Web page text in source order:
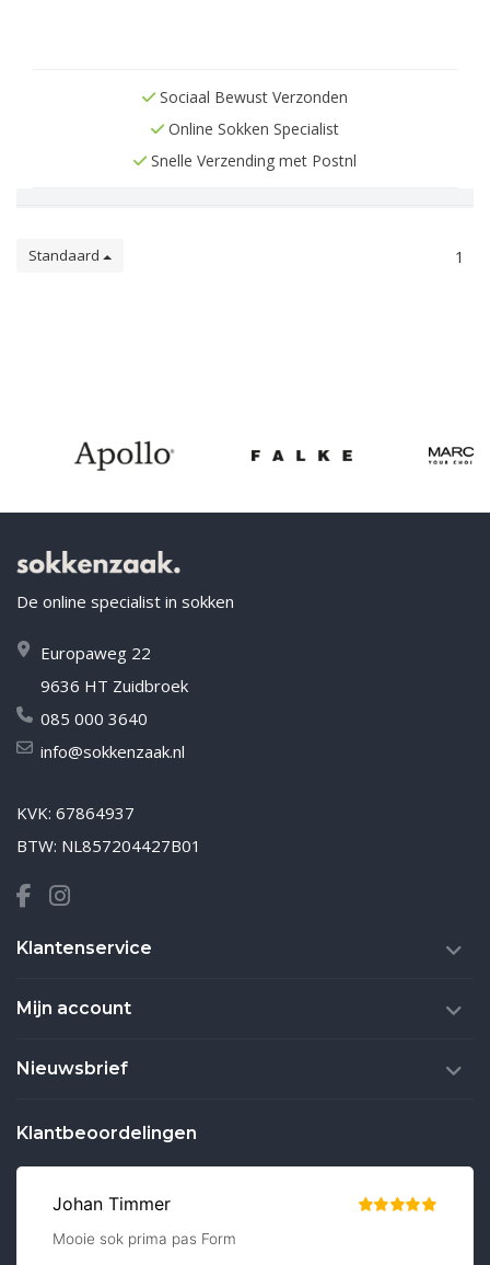
Sociaal Bewust Verzonden
Online Sokken Specialist
Snelle Verzending met Postnl
Standaard 1
De online specialist in sokken
Europaweg 22
9636 HT Zuidbroek
085 000 3640
info@sokkenzaak.nl
KVK: 67864937
BTW: NL857204427B01
Klantenservice
Mijn account
Nieuwsbrief
Klantbeoordelingen